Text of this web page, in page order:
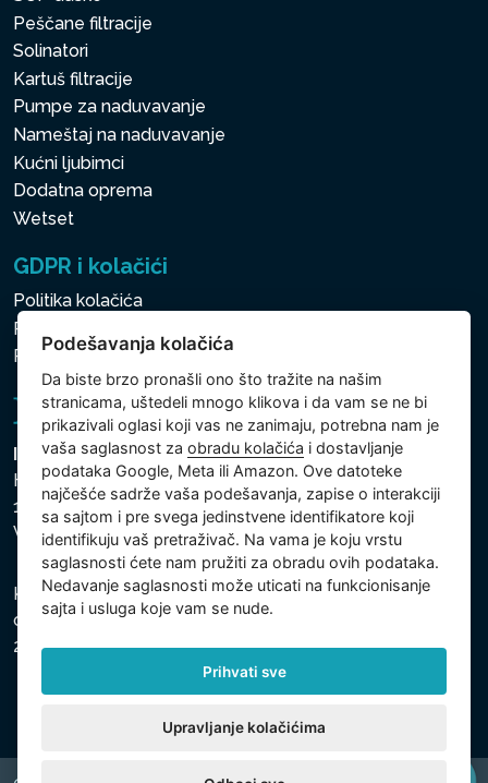
Peščane filtracije
Solinatori
Kartuš filtracije
Pumpe za naduvavanje
Nameštaj na naduvavanje
Kućni ljubimci
Dodatna oprema
Wetset
GDPR i kolačići
Politika kolačića
Politika zaštite ličnih i drugih obrađivanih podataka
Podešavanja kolačića
Intex Trading, s.r.o.
Hradecká 2526/3
130 00 Praha 3
Vinohrady - Česká republika
Kompanija je registrovana u Opštinskom sudu u Pragu,
odeljak C, uložak 74759, Identifikacioni broj kompanije:
26150808, Poreski identifikacioni broj: CZ26150808.
Podešavanja kolačića
Da biste brzo pronašli ono što tražite na našim
stranicama, uštedeli mnogo klikova i da vam se ne bi
prikazivali oglasi koji vas ne zanimaju, potrebna nam je
vaša saglasnost zaobradu kolačića i dostavljanje
podataka Google, Meta ili Amazon. Ove datoteke
najčešće sadrže vaša podešavanja, zapise o interakciji
sa sajtom i pre svega jedinstvene identifikatore koji
identifikuju vaš pretraživač. Na vama je koju vrstu
saglasnosti ćete nam pružiti za obradu ovih podataka.
Nedavanje saglasnosti može uticati na funkcionisanje
sajta i usluga koje vam se nude.
Prihvati sve
Upravljanje kolačićima